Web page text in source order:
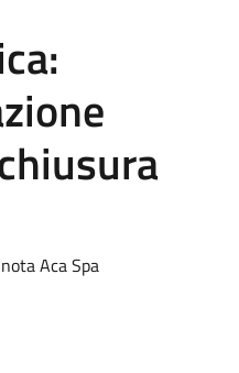
Aca Spa